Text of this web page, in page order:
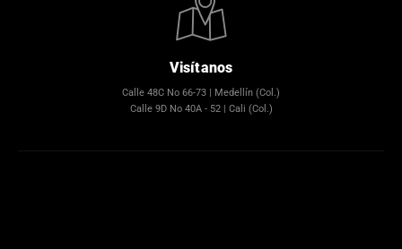
Visítanos
Calle 48C No 66-73 | Medellín (Col.)
Calle 9D No 40A - 52 | Cali (Col.)